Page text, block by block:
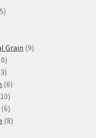
55
Grain 99
10
produktů
13
produktů
66
1010
produktů
66
produktů
88